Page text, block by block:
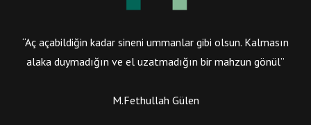
“Aç açabildiğin kadar sineni ummanlar gibi olsun. Kalmasın
alaka duymadığın ve el uzatmadığın bir mahzun gönül”
M.Fethullah Gülen